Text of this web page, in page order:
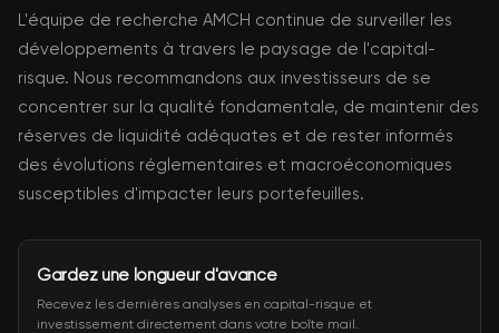
L'équipe de recherche AMCH continue de surveiller les
développements à travers le paysage de l'capital-
risque. Nous recommandons aux investisseurs de se
concentrer sur la qualité fondamentale, de maintenir des
réserves de liquidité adéquates et de rester informés
des évolutions réglementaires et macroéconomiques
susceptibles d'impacter leurs portefeuilles.
Gardez une longueur d'avance
Recevez les dernières analyses en capital-risque et
investissement directement dans votre boîte mail.